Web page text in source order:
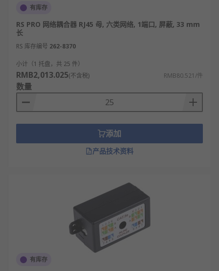
有库存
RS PRO 网络耦合器 RJ45 母, 六类网络, 1端口, 屏蔽, 33 mm
长
RS 库存编号 262-8370
小计（1 托盘，共 25 件）
RMB2,013.025(不含税) RMB80.521/件
数量
添加
产品技术资料
有库存